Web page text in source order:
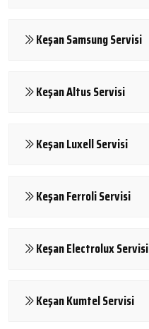
Keşan Samsung Servisi
Keşan Altus Servisi
Keşan Luxell Servisi
Keşan Ferroli Servisi
Keşan Electrolux Servisi
Keşan Kumtel Servisi